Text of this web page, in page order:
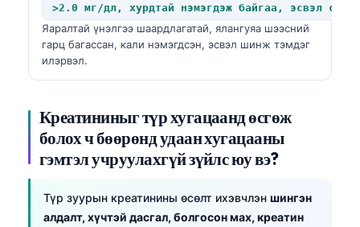
>2.0 мг/дл, хурдтай нэмэгдэж байгаа, эсвэл
Яаралтай үнэлгээ шаардлагатай, ялангуяа шээсний
гарц багассан, кали нэмэгдсэн, эсвэл шинж тэмдэг
илэрвэл.
Креатининыг түр хугацаанд өсгөж
болох ч бөөрөнд удаан хугацааны
гэмтэл учруулахгүй зүйлс юу вэ?
Түр зуурын креатинины өсөлт ихэвчлэн шингэн
алдалт, хүчтэй дасгал, болгосон мах, креатин
العربية المغربية
Basa Jawa
Кыргызча
Татар теле